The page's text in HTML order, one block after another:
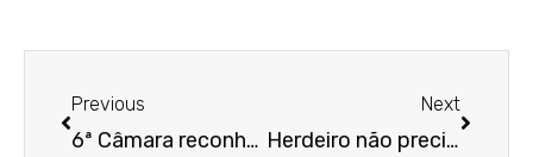
Previous
6ª Câmara reconhece equiparação salarial de trabalhadora com base em Protocolo com perspectiva de gênero
Next
Herdeiro não precisa justificar ação autônoma de prestação de contas em inventário